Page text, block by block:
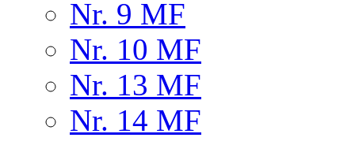
Nr. 9 MF
Nr. 10 MF
Nr. 13 MF
Nr. 14 MF